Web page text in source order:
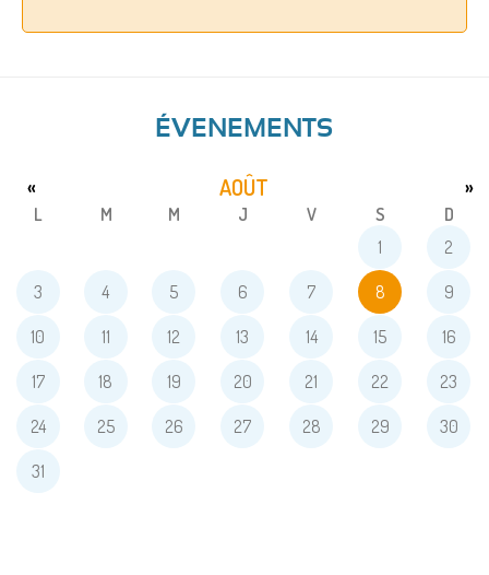
ÉVENEMENTS
AOÛT
« »
L M M J V S
D
1
2
3 4 5 6 7 8 9
10 11 12 13 14 15 16
17 18 19 20 21 22 23
24 25 26 27 28 29 30
31